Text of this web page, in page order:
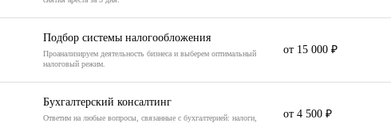
Подбор системы налогообложения
Проанализируем деятельность бизнеса и выберем оптимальный
налоговый режим.
от 15 000 ₽
Бухгалтерский консалтинг
Ответим на любые вопросы, связанные с бухгалтерией: налоги,
от 4 500 ₽